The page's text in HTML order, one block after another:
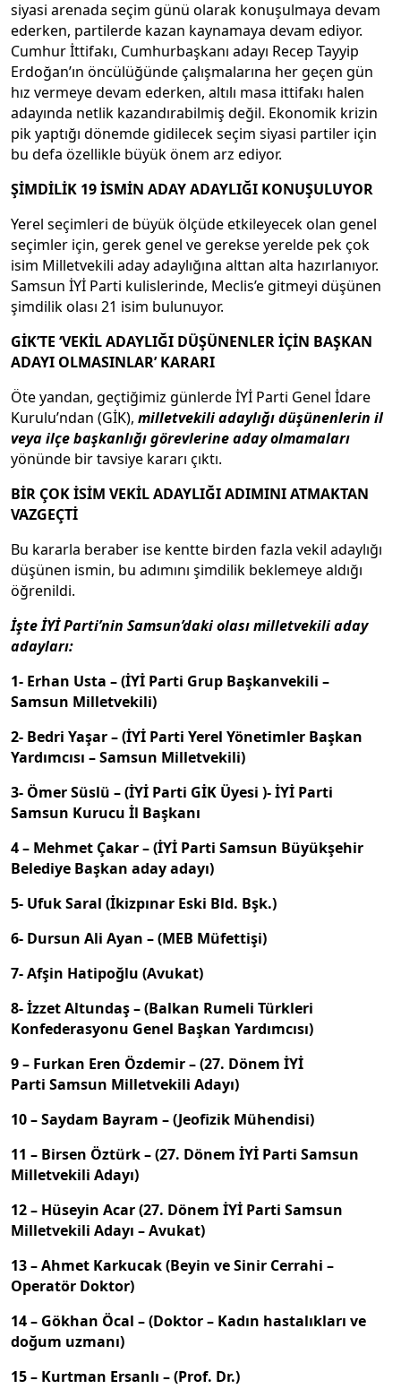
siyasi arenada seçim günü olarak konuşulmaya devam
ederken, partilerde kazan kaynamaya devam ediyor.
Cumhur İttifakı, Cumhurbaşkanı adayı Recep Tayyip
Erdoğan’ın öncülüğünde çalışmalarına her geçen gün
hız vermeye devam ederken, altılı masa ittifakı halen
adayında netlik kazandırabilmiş değil. Ekonomik krizin
pik yaptığı dönemde gidilecek seçim siyasi partiler için
bu defa özellikle büyük önem arz ediyor.
ŞİMDİLİK 19 İSMİN ADAY ADAYLIĞI KONUŞULUYOR
Yerel seçimleri de büyük ölçüde etkileyecek olan genel
seçimler için, gerek genel ve gerekse yerelde pek çok
isim Milletvekili aday adaylığına alttan alta hazırlanıyor.
Samsun İYİ Parti kulislerinde, Meclis’e gitmeyi düşünen
şimdilik olası 21 isim bulunuyor.
GİK’TE ‘VEKİL ADAYLIĞI DÜŞÜNENLER İÇİN BAŞKAN
ADAYI OLMASINLAR’ KARARI
Öte yandan, geçtiğimiz günlerde İYİ Parti Genel İdare
Kurulu’ndan (GİK), milletvekili adaylığı düşünenlerin il
veya ilçe başkanlığı görevlerine aday olmamaları
yönünde bir tavsiye kararı çıktı.
BİR ÇOK İSİM VEKİL ADAYLIĞI ADIMINI ATMAKTAN
VAZGEÇTİ
Bu kararla beraber ise kentte birden fazla vekil adaylığı
düşünen ismin, bu adımını şimdilik beklemeye aldığı
öğrenildi.
İşte İYİ Parti’nin Samsun’daki olası milletvekili aday
adayları:
1- Erhan Usta – (İYİ Parti Grup Başkanvekili –
Samsun Milletvekili)
2- Bedri Yaşar – (İYİ Parti Yerel Yönetimler Başkan
Yardımcısı – Samsun Milletvekili)
3- Ömer Süslü – (İYİ Parti GİK Üyesi )- İYİ Parti
Samsun Kurucu İl Başkanı
4 – Mehmet Çakar – (İYİ Parti Samsun Büyükşehir
Belediye Başkan aday adayı)
5- Ufuk Saral (İkizpınar Eski Bld. Bşk.)
6- Dursun Ali Ayan – (MEB Müfettişi)
7- Afşin Hatipoğlu (Avukat)
8- İzzet Altundaş – (Balkan Rumeli Türkleri
Konfederasyonu Genel Başkan Yardımcısı)
9 – Furkan Eren Özdemir – (27. Dönem İYİ
Parti Samsun Milletvekili Adayı)
10 – Saydam Bayram – (Jeofizik Mühendisi)
11 – Birsen Öztürk – (27. Dönem İYİ Parti Samsun
Milletvekili Adayı)
12 – Hüseyin Acar (27. Dönem İYİ Parti Samsun
Milletvekili Adayı – Avukat)
13 – Ahmet Karkucak (Beyin ve Sinir Cerrahi –
Operatör Doktor)
14 – Gökhan Öcal – (Doktor – Kadın hastalıkları ve
doğum uzmanı)
15 – Kurtman Ersanlı – (Prof. Dr.)